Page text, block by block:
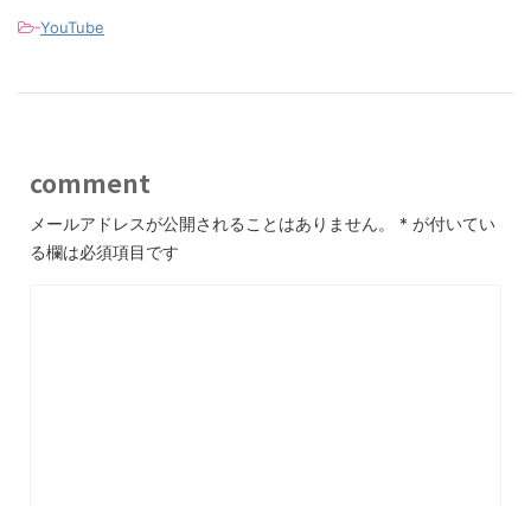
-YouTube
comment
メールアドレスが公開されることはありません。 * が付いてい
る欄は必須項目です